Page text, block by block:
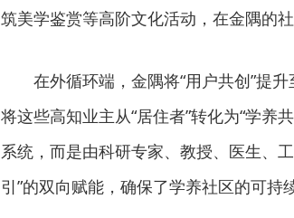
筑美学鉴赏等高阶文化活动，在金隅的社
在外循环端，金隅将“用户共创”提
将这些高知业主从“居住者”转化为“学养
系统，而是由科研专家、教授、医生、
引”的双向赋能，确保了学养社区的可持